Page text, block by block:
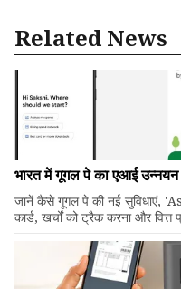
Related News
भारत में गूगल पे का एआई उन्नयन
जानें कैसे गूगल पे की नई सुविधाएं,
कार्ड, खर्चों को ट्रैक करना और